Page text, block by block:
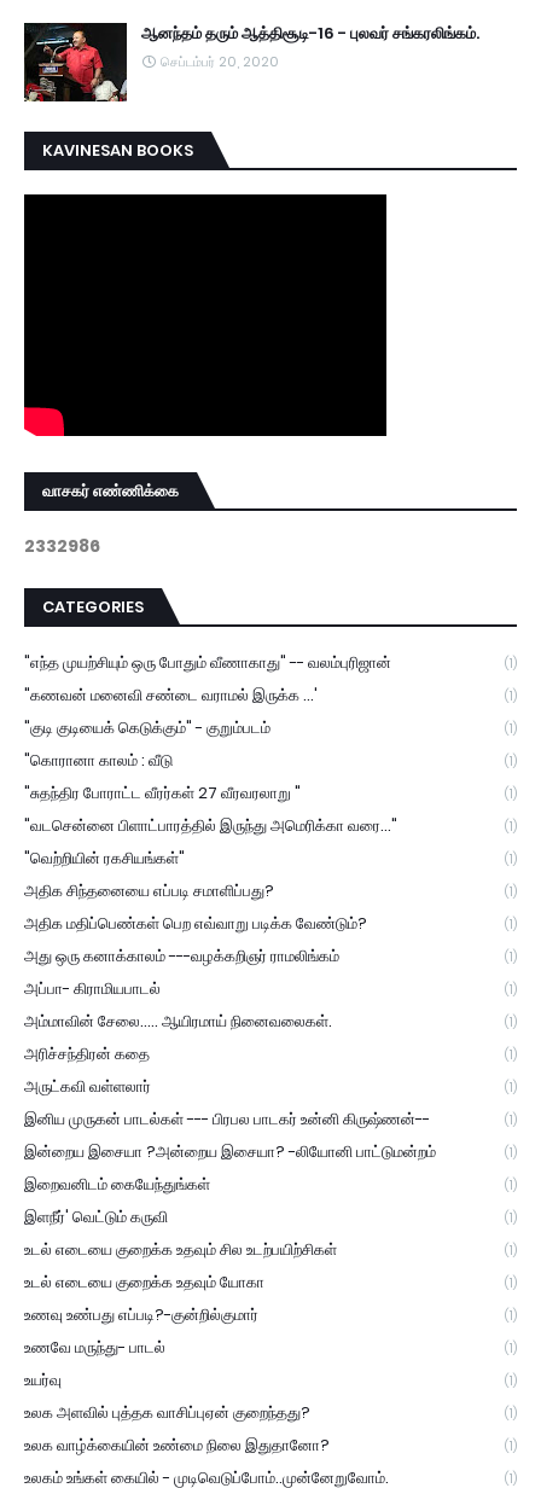
ஆனந்தம் தரும் ஆத்திசூடி-16 - புலவர் சங்கரலிங்கம்.
செப்டம்பர் 20, 2020
KAVINESAN BOOKS
வாசகர் எண்ணிக்கை
2332986
CATEGORIES
"எந்த முயற்சியும் ஒரு போதும் வீணாகாது" -- வலம்புரிஜான் (1)
"கணவன் மனைவி சண்டை வராமல் இருக்க ...' (1)
"குடி குடியைக் கெடுக்கும்" - குறும்படம் (1)
"கொரானா காலம் : வீடு (1)
"சுதந்திர போராட்ட வீரர்கள் 27 வீரவரலாறு " (1)
"வடசென்னை பிளாட்பாரத்தில் இருந்து அமெரிக்கா வரை..." (1)
"வெற்றியின் ரகசியங்கள்" (1)
அதிக சிந்தனையை எப்படி சமாளிப்பது? (1)
அதிக மதிப்பெண்கள் பெற எவ்வாறு படிக்க வேண்டும்? (1)
அது ஒரு கனாக்காலம் ---வழக்கறிஞர் ராமலிங்கம் (1)
அப்பா- கிராமியபாடல் (1)
அம்மாவின் சேலை..... ஆயிரமாய் நினைவலைகள். (1)
அரிச்சந்திரன் கதை (1)
அருட்கவி வள்ளலார் (1)
இனிய முருகன் பாடல்கள் --- பிரபல பாடகர் உன்னி கிருஷ்ணன்-- (1)
இன்றைய இசையா ?அன்றைய இசையா? -லியோனி பாட்டுமன்றம் (1)
இறைவனிடம் கையேந்துங்கள் (1)
இளநீர்' வெட்டும் கருவி (1)
உடல் எடையை குறைக்க உதவும் சில உடற்பயிற்சிகள் (1)
உடல் எடையை குறைக்க உதவும் யோகா (1)
உணவு உண்பது எப்படி?-குன்றில்குமார் (1)
உணவே மருந்து- பாடல் (1)
உயர்வு (1)
உலக அளவில் புத்தக வாசிப்புஏன் குறைந்தது? (1)
உலக வாழ்க்கையின் உண்மை நிலை இதுதானோ? (1)
உலகம் உங்கள் கையில் - முடிவெடுப்போம்..முன்னேறுவோம். (1)